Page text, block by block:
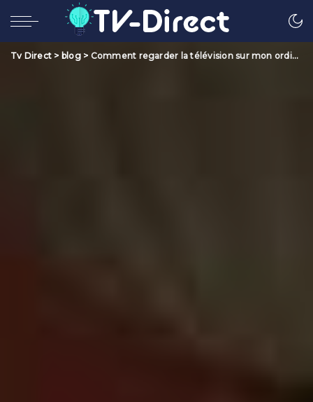
Tv Direct > blog> Comment regarder la télévision sur mon ordinateur portable ?